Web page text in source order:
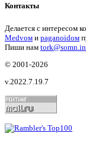
Контакты
Делается с интересом
Medvом и paganoidом
Пиши нам
© 2001-2026
v.2022.7.19.7